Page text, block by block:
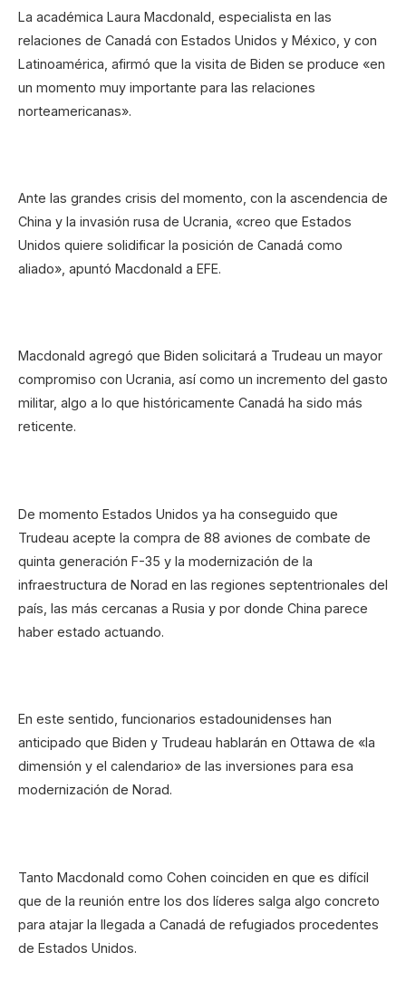
La académica Laura Macdonald, especialista en las
relaciones de Canadá con Estados Unidos y México, y con
Latinoamérica, afirmó que la visita de Biden se produce «en
un momento muy importante para las relaciones
norteamericanas».
Ante las grandes crisis del momento, con la ascendencia de
China y la invasión rusa de Ucrania, «creo que Estados
Unidos quiere solidificar la posición de Canadá como
aliado», apuntó Macdonald a EFE.
Macdonald agregó que Biden solicitará a Trudeau un mayor
compromiso con Ucrania, así como un incremento del gasto
militar, algo a lo que históricamente Canadá ha sido más
reticente.
De momento Estados Unidos ya ha conseguido que
Trudeau acepte la compra de 88 aviones de combate de
quinta generación F-35 y la modernización de la
infraestructura de Norad en las regiones septentrionales del
país, las más cercanas a Rusia y por donde China parece
haber estado actuando.
En este sentido, funcionarios estadounidenses han
anticipado que Biden y Trudeau hablarán en Ottawa de «la
dimensión y el calendario» de las inversiones para esa
modernización de Norad.
Tanto Macdonald como Cohen coinciden en que es difícil
que de la reunión entre los dos líderes salga algo concreto
para atajar la llegada a Canadá de refugiados procedentes
de Estados Unidos.